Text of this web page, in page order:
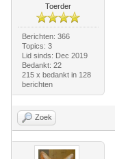
Toerder
Berichten: 366
Topics: 3
Lid sinds: Dec 2019
Bedankt: 22
215 x bedankt in 128
berichten
Zoek